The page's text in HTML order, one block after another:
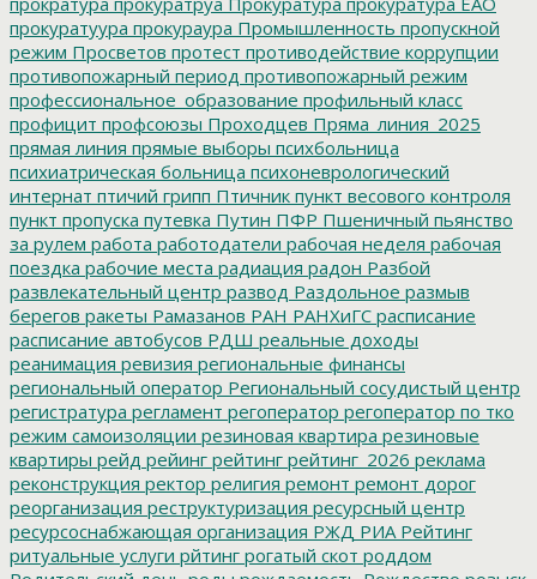
прокуратуура прокураура Промышленность пропускной
режим Просветов протест противодействие коррупции
противопожарный период противопожарный режим
профессиональное_образование профильный класс
профицит профсоюзы Проходцев Пряма_линия_2025
прямая линия прямые выборы психбольница
психиатрическая больница психоневрологический
интернат птичий грипп Птичник пункт весового контроля
пункт пропуска путевка Путин ПФР Пшеничный пьянство
за рулем работа работодатели рабочая неделя рабочая
поездка рабочие места радиация радон Разбой
развлекательный центр развод Раздольное размыв
берегов ракеты Рамазанов РАН РАНХиГС расписание
расписание автобусов РДШ реальные доходы
реанимация ревизия региональные финансы
региональный оператор Региональный сосудистый центр
регистратура регламент регоператор регоператор по тко
режим самоизоляции резиновая квартира резиновые
квартиры рейд рейинг рейтинг рейтинг_2026 реклама
реконструкция ректор религия ремонт ремонт дорог
реорганизация реструктуризация ресурсный центр
ресурсоснабжающая организация РЖД РИА Рейтинг
ритуальные услуги рйтинг рогатый скот роддом